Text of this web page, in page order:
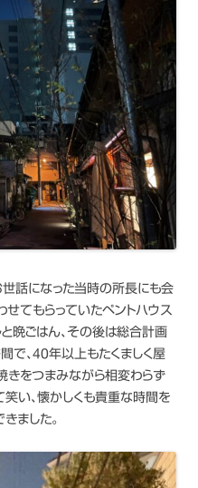
話になった当時の所長にも会
せてもらっていたペントハウス
晩ごはん、その後は総合計画
で、40年以上もたくましく屋
きをつまみながら相変わらず
い、懐かしくも貴重な時間を
ました。